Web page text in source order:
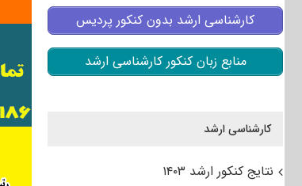
کارشناسی ارشد بدون کنکور پردیس
منابع زبان کنکور کارشناسی ارشد
کارشناسی ارشد
نتایج کنکور ارشد ۱۴۰۳